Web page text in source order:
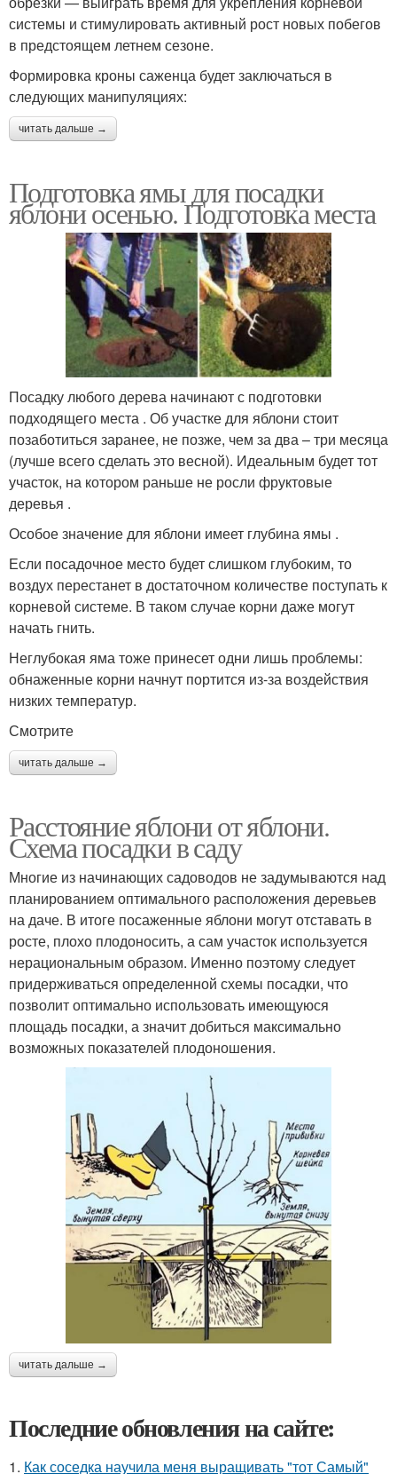
системы и стимулировать активный рост новых побегов
в предстоящем летнем сезоне.
Формировка кроны саженца будет заключаться в
следующих манипуляциях:
читать дальше →
Подготовка ямы для посадки
яблони осенью. Подготовка места
Посадку любого дерева начинают с подготовки
подходящего места . Об участке для яблони стоит
позаботиться заранее, не позже, чем за два – три месяца
(лучше всего сделать это весной). Идеальным будет тот
участок, на котором раньше не росли фруктовые
деревья .
Особое значение для яблони имеет глубина ямы .
Если посадочное место будет слишком глубоким, то
воздух перестанет в достаточном количестве поступать к
корневой системе. В таком случае корни даже могут
начать гнить.
Неглубокая яма тоже принесет одни лишь проблемы:
обнаженные корни начнут портится из-за воздействия
низких температур.
Смотрите
читать дальше →
Расстояние яблони от яблони.
Схема посадки в саду
Многие из начинающих садоводов не задумываются над
планированием оптимального расположения деревьев
на даче. В итоге посаженные яблони могут отставать в
росте, плохо плодоносить, а сам участок используется
нерациональным образом. Именно поэтому следует
придерживаться определенной схемы посадки, что
позволит оптимально использовать имеющуюся
площадь посадки, а значит добиться максимально
возможных показателей плодоношения.
читать дальше →
Последние обновления на сайте:
1. Как соседка научила меня выращивать "тот Самый"